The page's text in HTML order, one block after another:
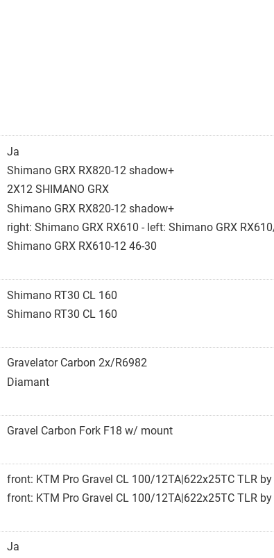
Ja
Shimano GRX RX820-12 shadow+
2X12 SHIMANO GRX
Shimano GRX RX820-12 shadow+
right: Shimano GRX RX610 - left: Shimano GRX
Shimano GRX RX610-12 46-30
Shimano RT30 CL 160
Shimano RT30 CL 160
Gravelator Carbon 2x/R6982
Diamant
Gravel Carbon Fork F18 w/ mount
front: KTM Pro Gravel CL 100/12TA|622x25TC TLR
front: KTM Pro Gravel CL 100/12TA|622x25TC TLR
Ja